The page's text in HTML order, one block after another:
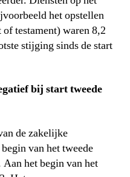
het opstellen
testament) waren 8,2
stijging sinds de start
bij start tweede
de zakelijke
van het tweede
het begin van het